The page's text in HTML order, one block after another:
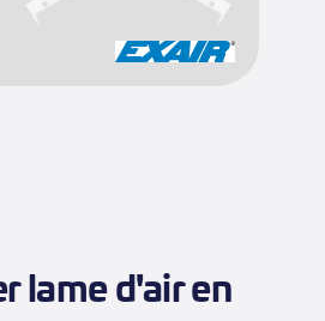
lame d'air en